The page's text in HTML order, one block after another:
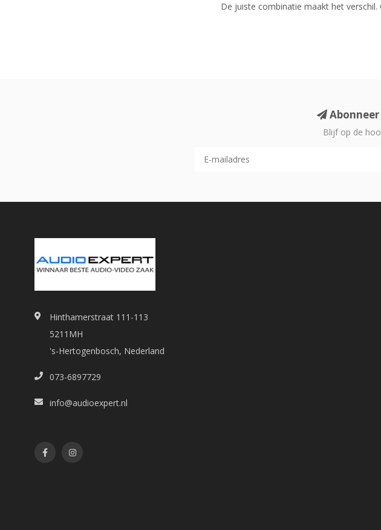
De juiste combinatie maakt het verschil.
Abonneer
Blijf op de
Hinthamerstraat 111-113
5211MH
's-Hertogenbosch, Nederland
073-6897729
info@audioexpert.nl